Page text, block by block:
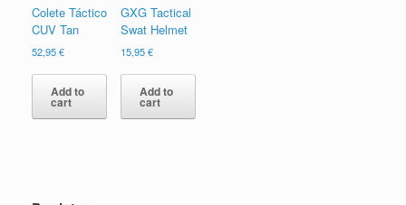
Colete Táctico
CUV Tan
52,95€
Add to
cart
GXG Tactical
Swat Helmet
15,95€
Add to
cart